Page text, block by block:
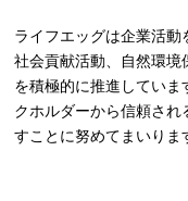
ライフエッグは企業活動
社会貢献活動、自然環
を積極的に推進してい
クホルダーから信頼さ
すことに努めてまいりま